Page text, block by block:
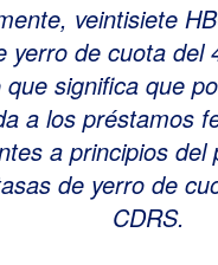
veintisiete
yerro de cuota del
significa que
a los préstamos
a principios del
de yerro de
CDRS.